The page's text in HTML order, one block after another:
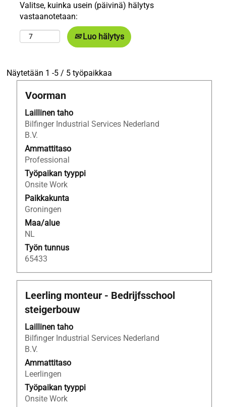
Valitse, kuinka usein (päivinä) hälytys
vastaanotetaan:
Luo hälytys
Näytetään 1 -5 / 5 työpaikkaa
"steigerbouw
Bilfinger
sarkainnäppäimellä.
Valitsemalla
työpaikan
lisätiedot.
Ammattinimike
Voorman
Laillinen taho
Bilfinger Industrial Services Nederland
B.V.
Ammattitaso
Professional
Työpaikan tyyppi
Onsite Work
Paikkakunta
Groningen
Maa/alue
NL
Työn tunnus
65433
Valitse
jos
haluat
nähdä
työpaikan
kaikki
tiedot.
Ammattinimike
Leerling monteur - Bedrijfsschool
steigerbouw
Laillinen taho
Bilfinger Industrial Services Nederland
B.V.
Ammattitaso
Leerlingen
Työpaikan tyyppi
Onsite Work
Valitse
välilyöntinäppäimellä,
jos
haluat
nähdä
työpaikan
kaikki
tiedot.